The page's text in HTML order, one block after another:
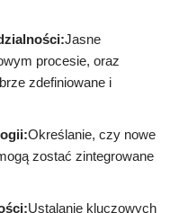
Jasne
procesie, oraz
zdefiniowane i
Określanie, czy nowe
zostać zintegrowane
Ustalanie kluczowych